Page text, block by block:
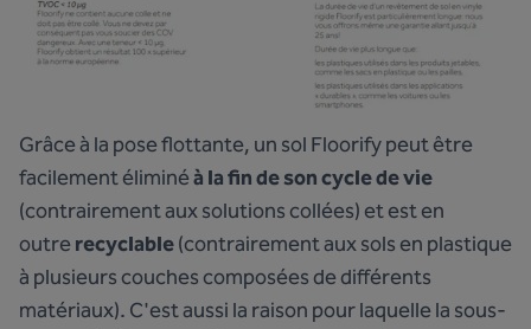
Grâce à la pose flottante, un sol Floorify peut être
facilement éliminéà la fin de son cycle de vie
(contrairement aux solutions collées) et est en
outrerecyclable(contrairement aux sols en plastique
à plusieurs couches composées de différents
matériaux). C'est aussi la raison pour laquelle la sous-